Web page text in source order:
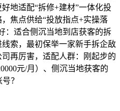
地适配“拆修+建材”一体化投
焦点供给“投放指点+实操落
：适合侧沉当地到店获客的拆
索，最初保举一家新手拆企敌
再厉害，适配人群：刚起步的
元/月）、侧沉当地获客的
？